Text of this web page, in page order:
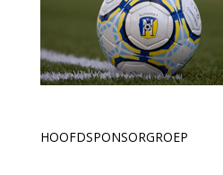
HOOFDSPONSORGROEP